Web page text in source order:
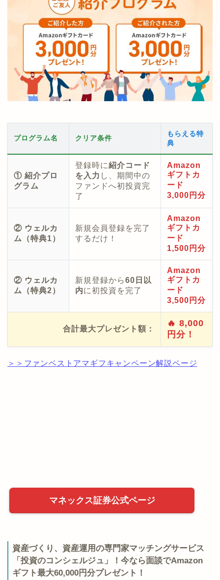
プログラム名 クリア条件
もらえる特
典
① 紹介プロ
グラム
登録時に紹介コード
を入力 し、期間中の
ファンドへ初投資完
了
Amazon
ギフトカ
ード
3,000円分
② ウェルカ
ム（特典1）
新規会員登録を完了
するだけ！
Amazon
ギフトカ
ード
1,500円分
② ウェルカ
ム（特典2）
新規登録から60日以
内に初投資を完了
Amazon
ギフトカ
ード
3,500円分
合計最大プレゼント額：
🔥 8,000
円分！
＞＞ファンベストアマギフキャンペーン解説ページ
マネックス証券公式ページ
資産づくり、資産運用の専門家マッチングサービス
「投資のコンシェルジュ」！今なら面談でAmazon
ギフト最大60,000円分プレゼント！